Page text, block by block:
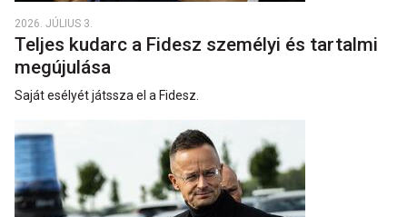
2026. JÚLIUS 3.
Teljes kudarc a Fidesz személyi és tartalmi
megújulása
Saját esélyét játssza el a Fidesz.